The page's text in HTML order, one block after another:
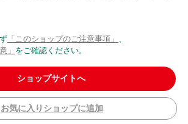
「このショップのご注意事項」 、
」 をご確認ください。
ショップサイトへ
お気に入りショップに追加